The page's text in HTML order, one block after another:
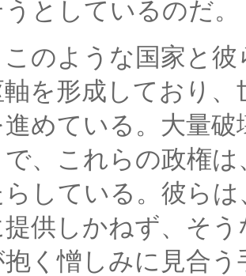
うとしているのだ。
のような国家と彼
を形成しており
進めている。大量
で、これらの政権
らしている。彼ら
提供しかねず、そ
抱く憎しみに見合